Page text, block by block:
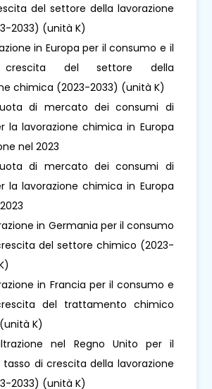
del settore della lavorazione
2033) (unità K)
in Europa per il consumo e il
del settore della
chimica (2023-2033) (unità K)
di mercato dei consumi di
la lavorazione chimica in Europa
nel 2023
di mercato dei consumi di
la lavorazione chimica in Europa
in Germania per il consumo
del settore chimico (2023-
in Francia per il consumo e
del trattamento chimico
K)
nel Regno Unito per il
di crescita della lavorazione
2033) (unità K)